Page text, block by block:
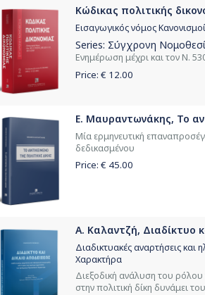
Κώδικας πολιτικής
Εισαγωγικός νόμος
Series: Σύγχρονη
Ενημέρωση μέχρι και τον Ν.
Price: € 12.00
Ε. Μαυραντωνάκης, Το
Μία ερμηνευτική
δεδικασμένου
Price: € 45.00
Α. Καλαντζή, Διαδίκτυο
Διαδικτυακές αναρτήσεις
Χαρακτήρα
Διεξοδική ανάλυση του ρόλου
στην πολιτική δίκη δυνάμει